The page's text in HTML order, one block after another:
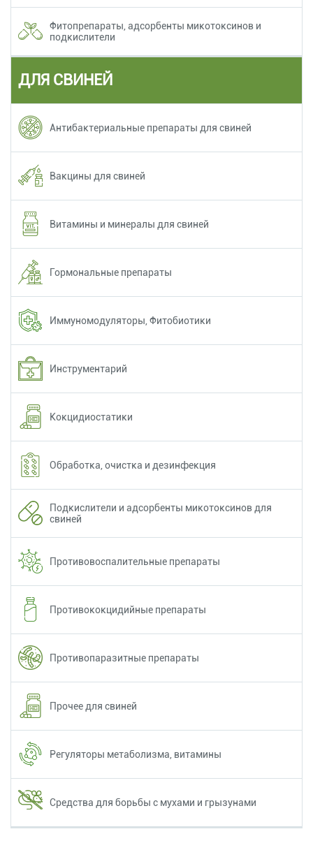
Фитопрепараты, адсорбенты микотоксинов и
подкислители
ДЛЯ СВИНЕЙ
Антибактериальные препараты для свиней
Вакцины для свиней
Витамины и минералы для свиней
Гормональные препараты
Иммуномодуляторы, Фитобиотики
Инструментарий
Кокцидиостатики
Обработка, очистка и дезинфекция
Подкислители и адсорбенты микотоксинов для
свиней
Противовоспалительные препараты
Противококцидийные препараты
Противопаразитные препараты
Прочее для свиней
Регуляторы метаболизма, витамины
Средства для борьбы с мухами и грызунами